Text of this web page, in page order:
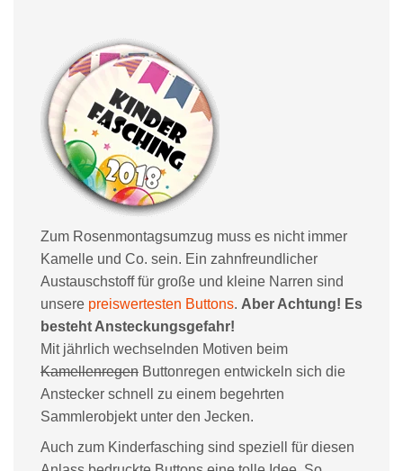
Zum Rosenmontagsumzug muss es nicht immer
Kamelle und Co. sein. Ein zahnfreundlicher
Austauschstoff für große und kleine Narren sind
unsere preiswertesten Buttons. Aber Achtung! Es
besteht Ansteckungsgefahr!
Mit jährlich wechselnden Motiven beim
Kamellenregen Buttonregen entwickeln sich die
Anstecker schnell zu einem begehrten
Sammlerobjekt unter den Jecken.
Auch zum Kinderfasching sind speziell für diesen